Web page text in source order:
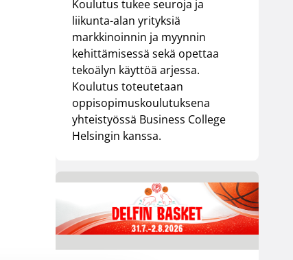
Koulutus tukee seuroja ja
liikunta-alan yrityksiä
markkinoinnin ja myynnin
kehittämisessä sekä opettaa
tekoälyn käyttöä arjessa.
Koulutus toteutetaan
oppisopimuskoulutuksena
yhteistyössä Business College
Helsingin kanssa.